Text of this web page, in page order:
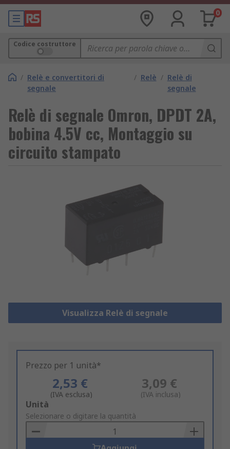
0
Codice costruttore
/ Relè e convertitori di
segnale
/ Relè / Relè di
segnale
Relè di segnale Omron, DPDT 2A,
bobina 4.5V cc, Montaggio su
circuito stampato
Visualizza Relè di segnale
Prezzo per 1 unità*
2,53 €
(IVA esclusa)
3,09 €
(IVA inclusa)
Add
to
Basket
Unità
Selezionare o digitare la quantità